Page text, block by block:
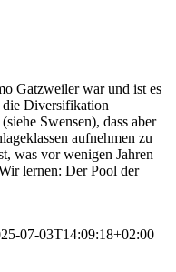
Gatzweiler war und ist es
die Diversifikation
Swensen), dass aber
aufnehmen zu
was vor wenigen Jahren
lernen: Der Pool der
07-03T14:09:18+02:00